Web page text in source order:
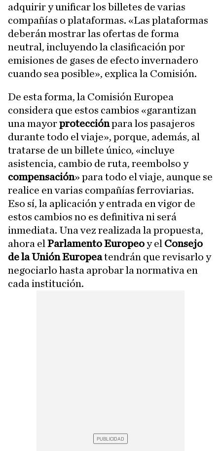
adquirir y unificar los billetes de varias
compañías o plataformas. «Las plataformas
deberán mostrar las ofertas de forma
neutral, incluyendo la clasificación por
emisiones de gases de efecto invernadero
cuando sea posible», explica la Comisión.
De esta forma, la Comisión Europea
considera que estos cambios «garantizan
una mayorprotecciónpara los pasajeros
durante todo el viaje», porque, además, al
tratarse de un billete único, «incluye
asistencia, cambio de ruta, reembolso y
compensación» para todo el viaje, aunque se
realice en varias compañías ferroviarias.
Eso sí, la aplicación y entrada en vigor de
estos cambios no es definitiva ni será
inmediata. Una vez realizada la propuesta,
ahora el Parlamento Europeoy el Consejo
de la Unión Europeatendrán que revisarlo y
negociarlo hasta aprobar la normativa en
cada institución.